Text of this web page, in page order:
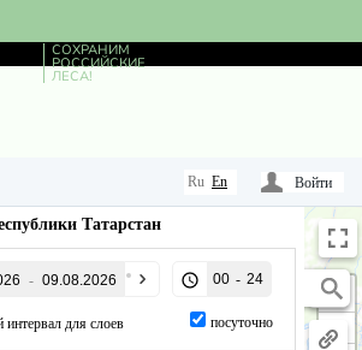
СОХРАНИМ
РОССИЙСКИЕ
ЛЕСА!